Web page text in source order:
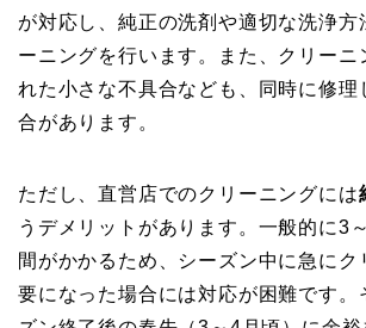
が対応し、純正の洗剤や適切な洗浄方
ーニングを行います。また、クリーニ
れた小さな不具合なども、同時に修理
合があります。
ただし、直営店でのクリーニングには
うデメリットがあります。一般的に3
間がかかるため、シーズン中に急にク
要になった場合には対応が困難です。